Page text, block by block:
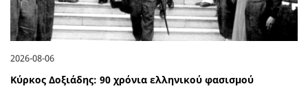
2026-08-06
Κύρκος Δοξιάδης: 90 χρόνια ελληνικού φασισμού